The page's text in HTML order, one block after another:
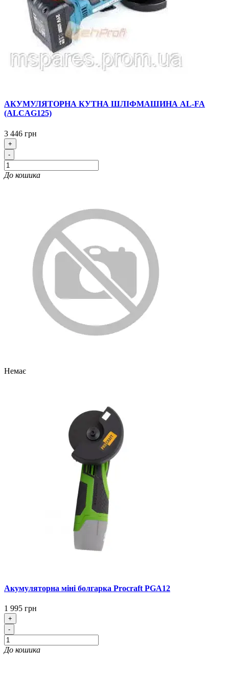
АКУМУЛЯТОРНА КУТНА ШЛІФМАШИНА AL-FA
(ALCAG125)
3 446 грн
+
-
До кошика
Немає
Акумуляторна міні болгарка Procraft PGA12
1 995 грн
+
-
До кошика